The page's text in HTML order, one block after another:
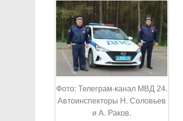
Фото: Телеграм-канал МВД 24.
Автоинспекторы Н. Соловьев
и А. Раков.